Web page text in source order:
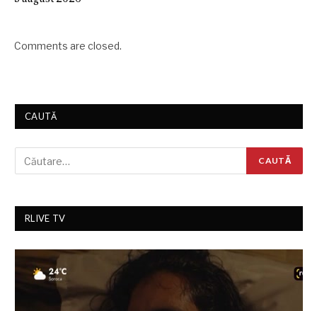
Comments are closed.
CAUTĂ
RLIVE TV